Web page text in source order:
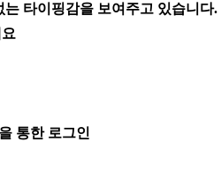
타이핑감을 보여주고 있습니다.
통한 로그인